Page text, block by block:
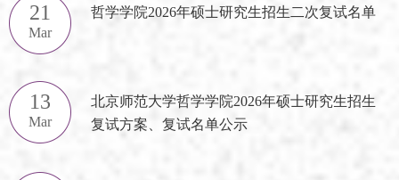
21
Mar
哲学学院2026年硕士研究生招生二次复试名单
13
Mar
北京师范大学哲学学院2026年硕士研究生招生
复试方案、复试名单公示